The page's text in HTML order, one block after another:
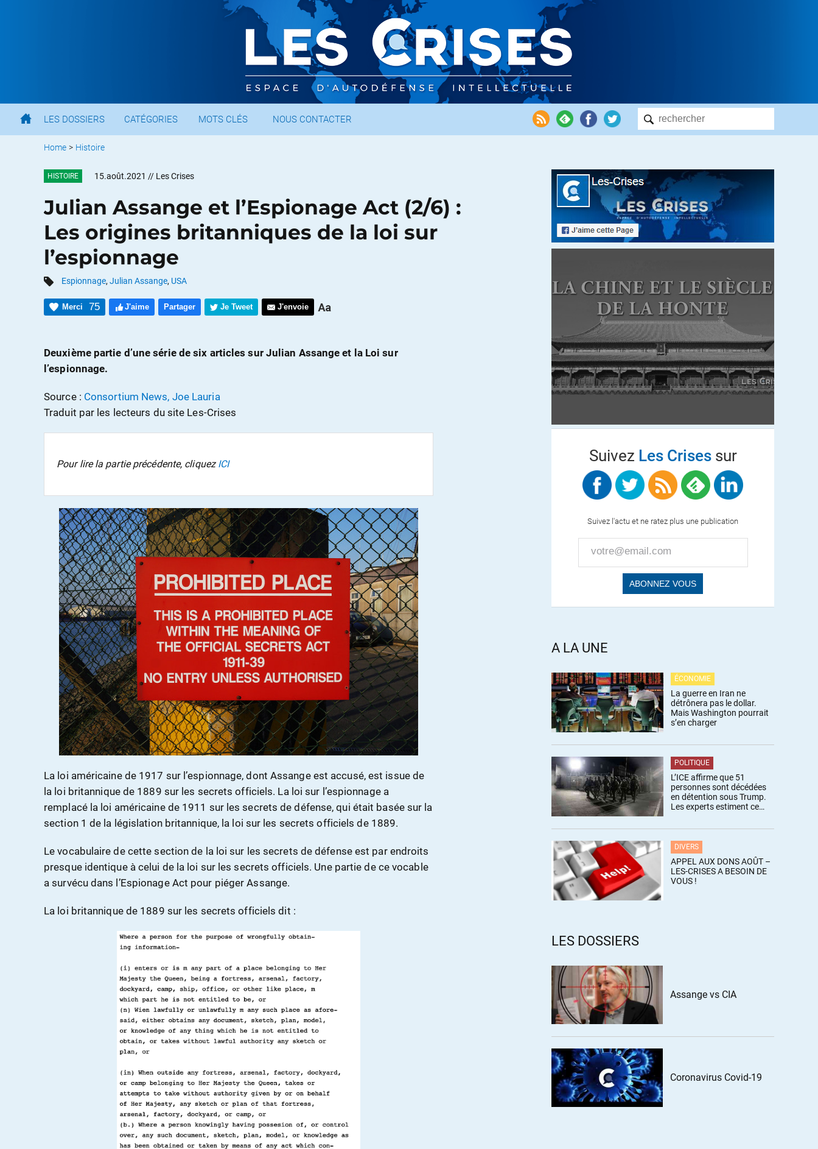
LES DOSSIERS CATÉGORIES MOTS CLÉS NOUS CONTACTER
Home > Histoire
HISTOIRE 15.août.2021 // Les Crises
Julian Assange et l’Espionage Act (2/6) :
Les origines britanniques de la loi sur
l’espionnage
Espionnage, Julian Assange, USA
Merci 75 J'aime Partager Je Tweet J'envoie
Deuxième partie d’une série de six articles sur Julian Assange et la Loi sur
l’espionnage.
Source : Consortium News, Joe Lauria
Traduit par les lecteurs du site Les-Crises
Pour lire la partie précédente, cliquez ICI
La loi américaine de 1917 sur l’espionnage, dont Assange est accusé, est issue de
la loi britannique de 1889 sur les secrets officiels. La loi sur l’espionnage a
remplacé la loi américaine de 1911 sur les secrets de défense, qui était basée sur la
section 1 de la législation britannique, la loi sur les secrets officiels de 1889.
Le vocabulaire de cette section de la loi sur les secrets de défense est par endroits
presque identique à celui de la loi sur les secrets officiels. Une partie de ce vocable
a survécu dans l’Espionage Act pour piéger Assange.
La loi britannique de 1889 sur les secrets officiels dit :
Suivez Les Crisessur
Suivez l'actu et ne ratez plus une publication
A LA UNE
ÉCONOMIE
La guerre en Iran ne
détrônera pas le dollar.
Mais Washington pourrait
s’en charger
POLITIQUE
L’ICE affirme que 51
personnes sont décédées
en détention sous Trump.
Les experts estiment ce
DIVERS
APPEL AUX DONS AOÛT –
LES-CRISES A BESOIN DE
VOUS !
LES DOSSIERS
Assange vs CIA
Coronavirus Covid-19